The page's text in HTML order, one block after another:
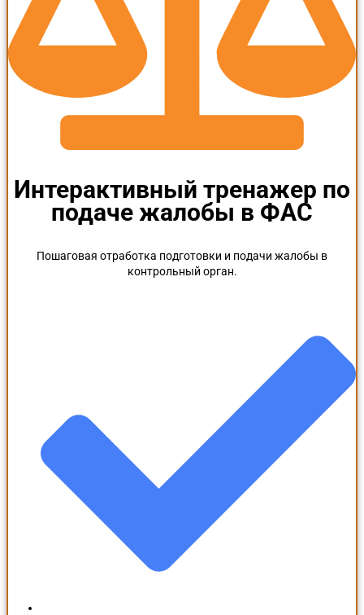
Интерактивный тренажер по
подаче жалобы в ФАС
Пошаговая отработка подготовки и подачи жалобы в
контрольный орган.